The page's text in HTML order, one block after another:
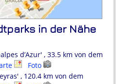
in der Nähe
d’Azur' , 33.5 km von dem
Foto
, 120.4 km von dem